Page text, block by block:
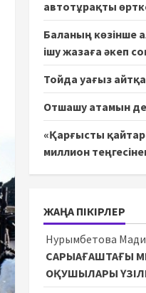
автотұрақты
Баланың көзінше
ішу жазаға әкеп
Тойда уағыз
Отшашу атамын
«Қарғысты
миллион
ЖАҢА ПІКІРЛЕР
Нурымбетова
САРЫАҒАШТАҒЫ
ОҚУШЫЛАРЫ